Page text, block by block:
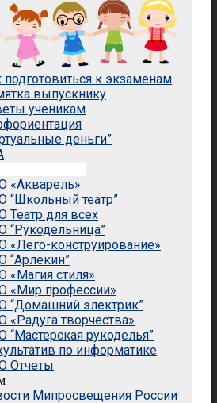
подготовиться к экзаменам
выпускнику
ученикам
деньги”
«Акварель»
“Школьный театр”
Театр для всех
“Рукодельница”
«Лего-конструирование»
“Арлекин”
«Магия стиля»
«Мир профессии»
“Домашний электрик”
«Радуга творчества»
“Мастерская рукоделья”
по информатике
Отчеты
Мипросвещения России